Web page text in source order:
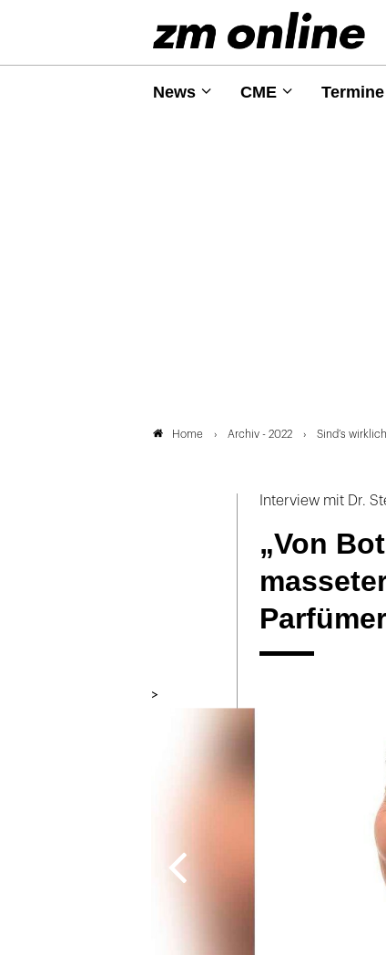
News CME Termine
Home Archiv - 2022 Sind’s
Interview mit Dr.
„Von
>